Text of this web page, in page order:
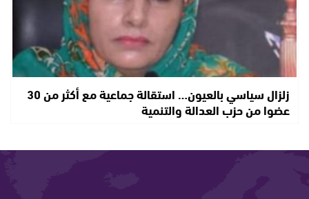
زلزال سياسي بالعيون… استقالة جماعية مع أكثر من 30
عضوا من حزب العدالة والتنمية